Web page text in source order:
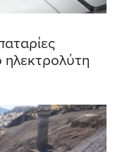
ηλεκτρολύτη